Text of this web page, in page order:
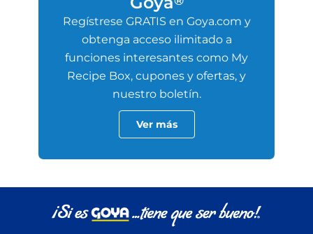
Regístrese GRATIS en Goya.com y
obtenga acceso ilimitado a
funciones interesantes como My
Recipe Box, cupones y ofertas, y
nuestro boletín.
Ver más